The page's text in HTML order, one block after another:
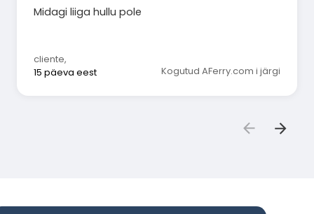
Midagi liiga hullu pole
cliente,
15 päeva eest
Kogutud AFerry.com i järgi